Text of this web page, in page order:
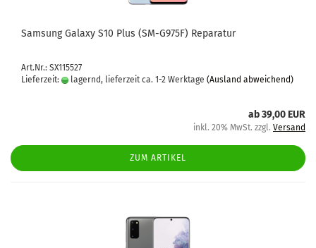
Sam­sung Ga­la­xy S10 Plus (SM-​G975F) Re­pa­ra­tur
Art.Nr.: SX115527
Lieferzeit:
lagernd, lieferzeit ca. 1-2 Werktage (Ausland abweichend)
ab 39,00 EUR
inkl. 20% MwSt. zzgl. Versand
ZUM ARTIKEL